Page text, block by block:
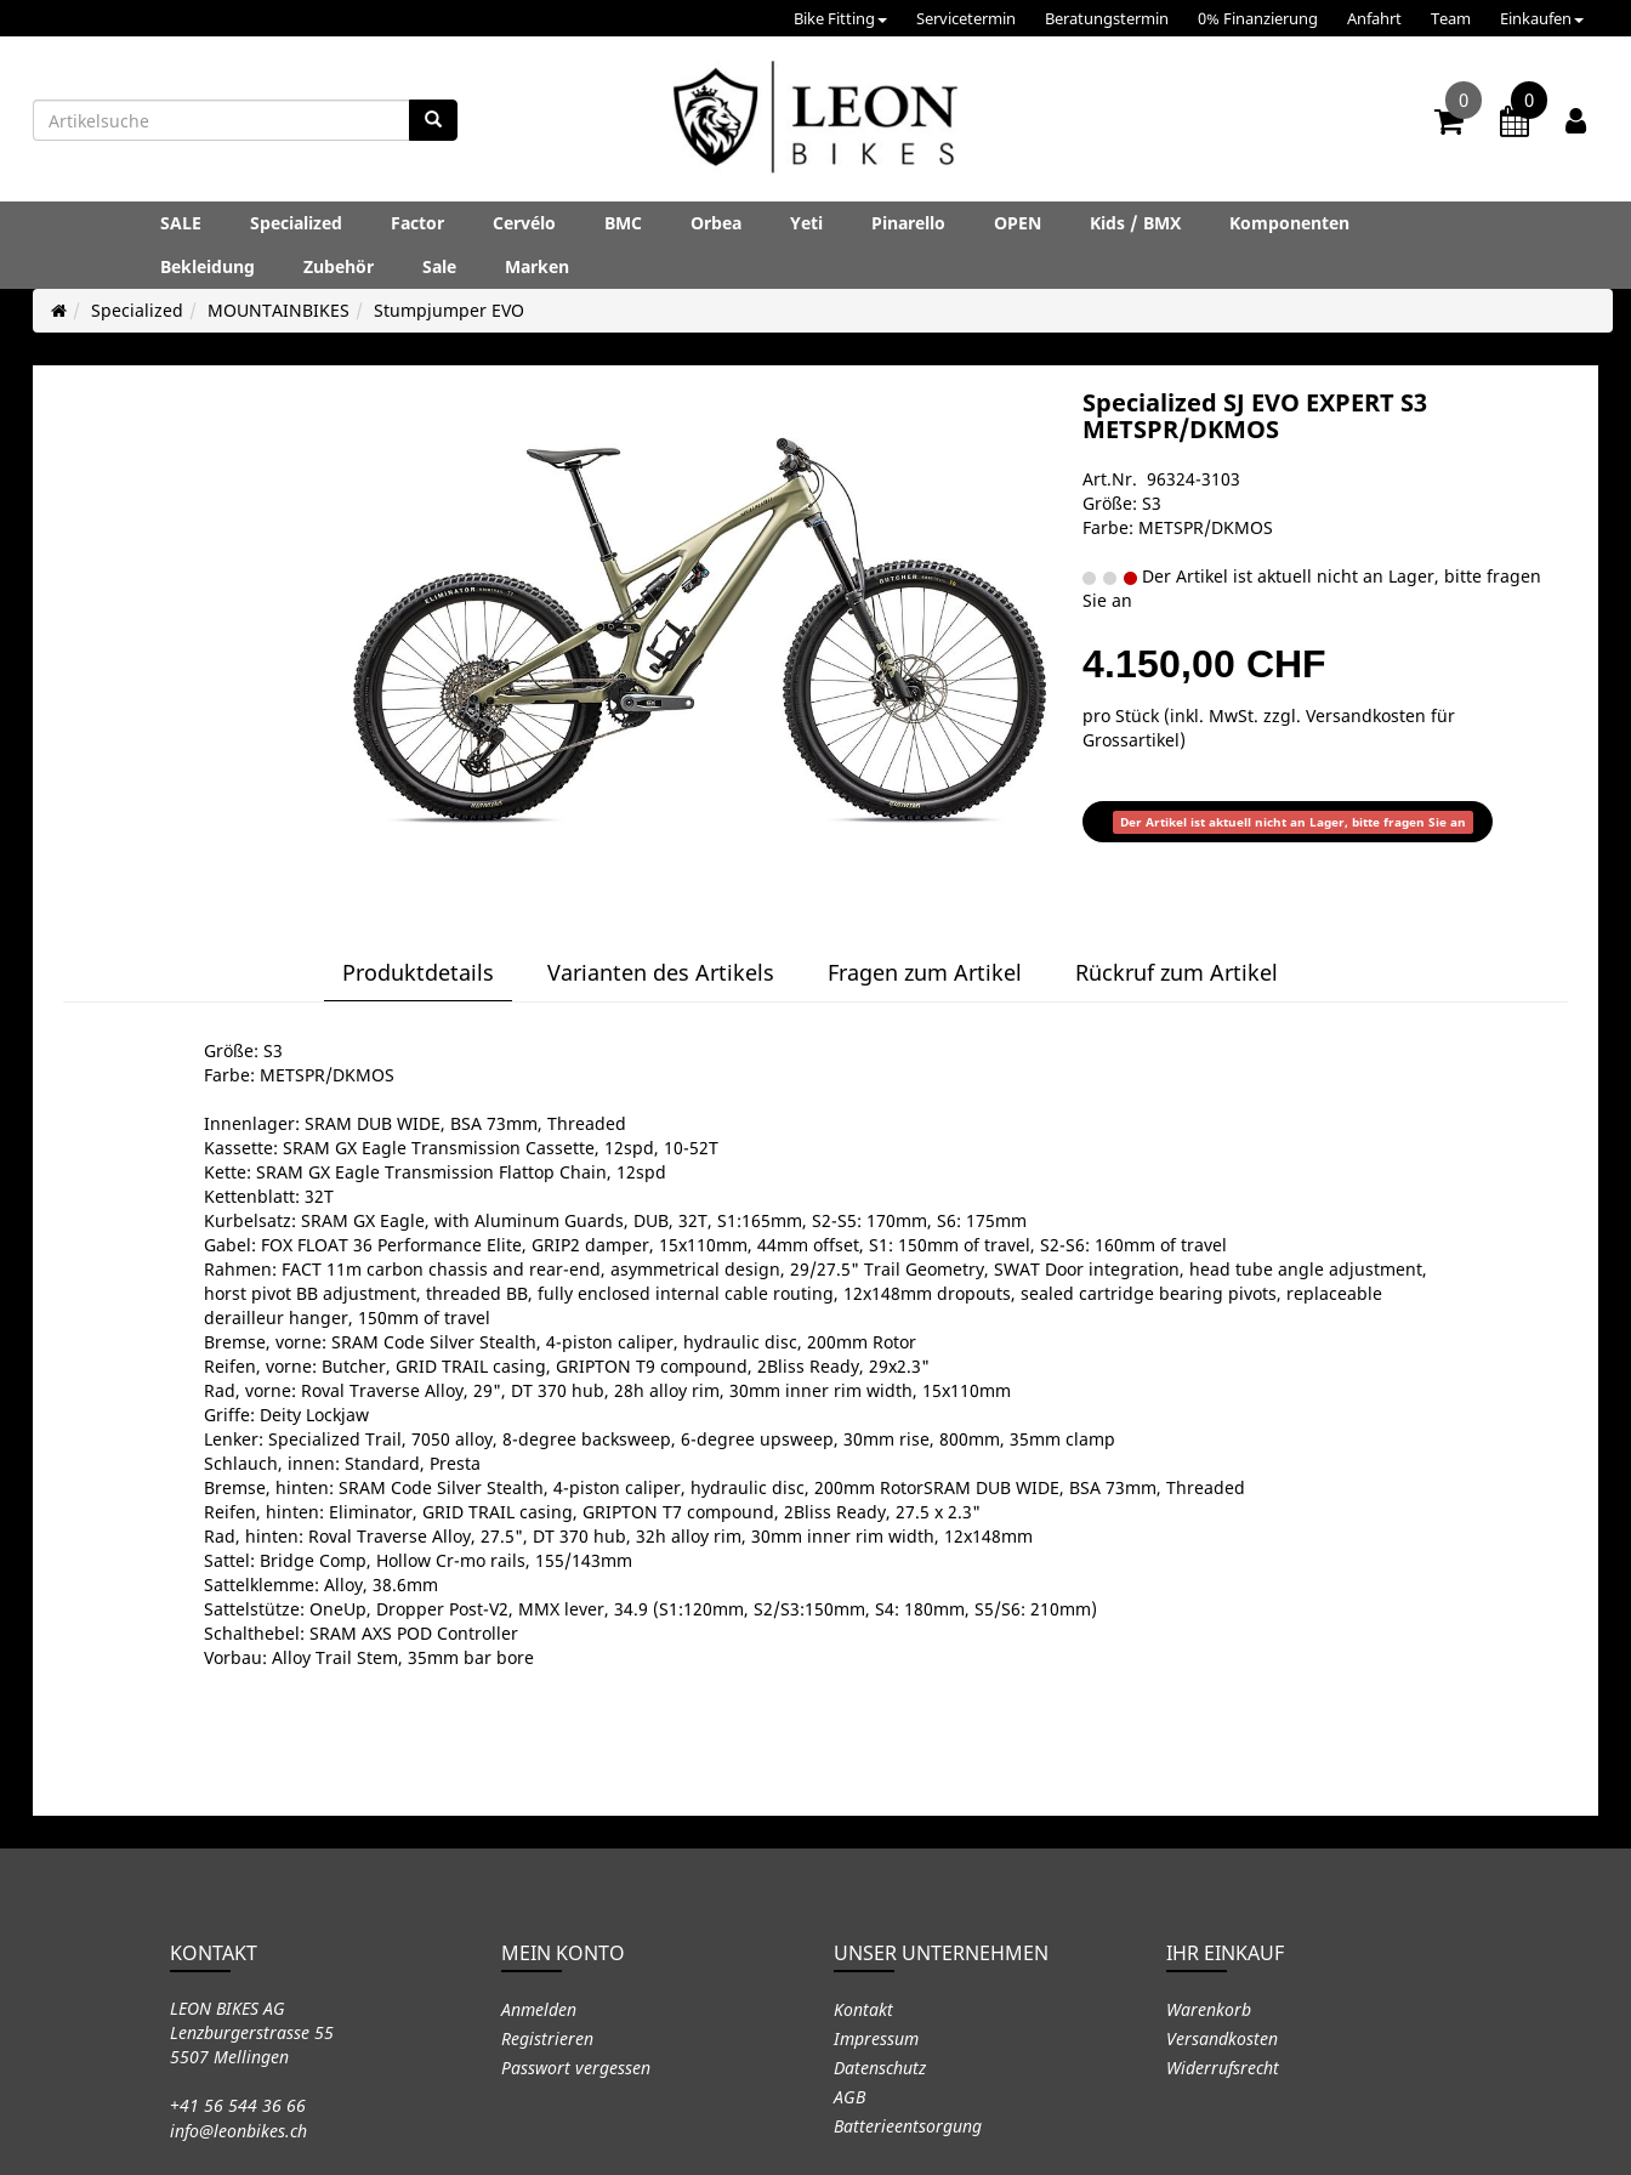
Bike Fitting Servicetermin Beratungstermin 0% Finanzierung Anfahrt Team Einkaufen
0 0
SALE Specialized Factor Cervélo BMC Orbea Yeti Pinarello OPEN Kids / BMX
Komponenten
Bekleidung
Zubehör Sale
Marken
Specialized
MOUNTAINBIKES Stumpjumper EVO
Specialized SJ EVO EXPERT S3
METSPR/DKMOS
Art.Nr. 96324-3103
Größe: S3
Farbe: METSPR/DKMOS
Der Artikel ist aktuell nicht an Lager, bitte fragen
Sie an
4.150,00 CHF
pro Stück (inkl. MwSt. zzgl.Versandkosten für
Grossartikel)
Der Artikel ist aktuell nicht an Lager, bitte fragen Sie an
Produktdetails Varianten des Artikels Fragen zum Artikel Rückruf zum Artikel
Größe: S3
Farbe: METSPR/DKMOS
Innenlager: SRAM DUB WIDE, BSA 73mm, Threaded
Kassette: SRAM GX Eagle Transmission Cassette, 12spd, 10-52T
Kette: SRAM GX Eagle Transmission Flattop Chain, 12spd
Kettenblatt: 32T
Kurbelsatz: SRAM GX Eagle, with Aluminum Guards, DUB, 32T, S1:165mm, S2-S5: 170mm, S6: 175mm
Gabel: FOX FLOAT 36 Performance Elite, GRIP2 damper, 15x110mm, 44mm offset, S1: 150mm of travel, S2-S6: 160mm of travel
Rahmen: FACT 11m carbon chassis and rear-end, asymmetrical design, 29/27.5" Trail Geometry, SWAT Door integration, head tube angle adjustment,
horst pivot BB adjustment, threaded BB, fully enclosed internal cable routing, 12x148mm dropouts, sealed cartridge bearing pivots, replaceable
derailleur hanger, 150mm of travel
Bremse, vorne: SRAM Code Silver Stealth, 4-piston caliper, hydraulic disc, 200mm Rotor
Reifen, vorne: Butcher, GRID TRAIL casing, GRIPTON T9 compound, 2Bliss Ready, 29x2.3"
Rad, vorne: Roval Traverse Alloy, 29", DT 370 hub, 28h alloy rim, 30mm inner rim width, 15x110mm
Griffe: Deity Lockjaw
Lenker: Specialized Trail, 7050 alloy, 8-degree backsweep, 6-degree upsweep, 30mm rise, 800mm, 35mm clamp
Schlauch, innen: Standard, Presta
Bremse, hinten: SRAM Code Silver Stealth, 4-piston caliper, hydraulic disc, 200mm RotorSRAM DUB WIDE, BSA 73mm, Threaded
Reifen, hinten: Eliminator, GRID TRAIL casing, GRIPTON T7 compound, 2Bliss Ready, 27.5 x 2.3"
Rad, hinten: Roval Traverse Alloy, 27.5", DT 370 hub, 32h alloy rim, 30mm inner rim width, 12x148mm
Sattel: Bridge Comp, Hollow Cr-mo rails, 155/143mm
Sattelklemme: Alloy, 38.6mm
Sattelstütze: OneUp, Dropper Post-V2, MMX lever, 34.9 (S1:120mm, S2/S3:150mm, S4: 180mm, S5/S6: 210mm)
Schalthebel: SRAM AXS POD Controller
Vorbau: Alloy Trail Stem, 35mm bar bore
KONTAKT
LEON BIKES AG
Lenzburgerstrasse 55
5507 Mellingen
+41 56 544 36 66
info@leonbikes.ch
MEIN KONTO
Anmelden
Registrieren
Passwort vergessen
UNSER UNTERNEHMEN
Kontakt
Impressum
Datenschutz
AGB
Batterieentsorgung
IHR EINKAUF
Warenkorb
Versandkosten
Widerrufsrecht